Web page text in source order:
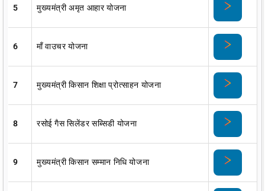
5 मुख्यमंत्री अमृत आहार योजना
6 माँ वाउचर योजना
7 मुख्यमंत्री किसान शिक्षा प्रोत्साहन योजना
8 रसोई गैस सिलेंडर सब्सिडी योजना
9 मुख्यमंत्री किसान सम्मान निधि योजना